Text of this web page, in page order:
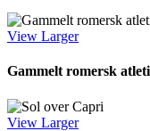
View Larger
Gammelt romersk
View Larger